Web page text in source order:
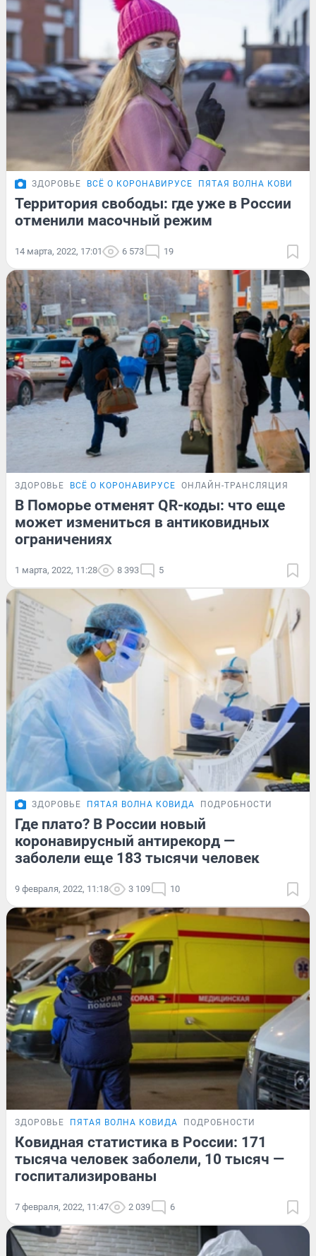
ЗДОРОВЬЕ ВСЁ О КОРОНАВИРУСЕ ПЯТАЯ ВОЛНА КОВИДА
Территория свободы: где уже в России
отменили масочный режим
14 марта, 2022, 17:01 6 573 19
ЗДОРОВЬЕ ВСЁ О КОРОНАВИРУСЕ ОНЛАЙН-ТРАНСЛЯЦИЯ
В Поморье отменят QR-коды: что еще
может измениться в антиковидных
ограничениях
1 марта, 2022, 11:28 8 393 5
ЗДОРОВЬЕ ПЯТАЯ ВОЛНА КОВИДА ПОДРОБНОСТИ
Где плато? В России новый
коронавирусный антирекорд —
заболели еще 183 тысячи человек
9 февраля, 2022, 11:18 3 109 10
ЗДОРОВЬЕ ПЯТАЯ ВОЛНА КОВИДА ПОДРОБНОСТИ
Ковидная статистика в России: 171
тысяча человек заболели, 10 тысяч —
госпитализированы
7 февраля, 2022, 11:47 2 039 6